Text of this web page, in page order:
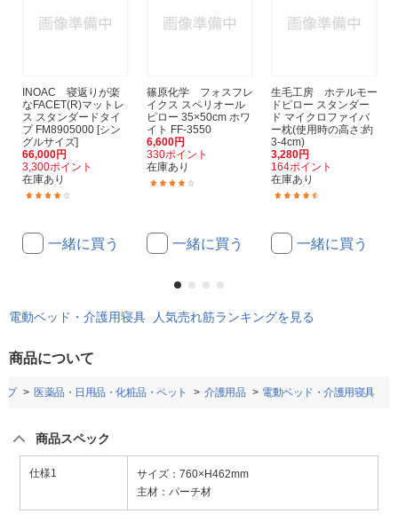
INOAC 寝返りが楽
なFACET(R)マットレ
ス スタンダードタイ
プ FM8905000 [シン
グルサイズ]
66,000円
3,300ポイント
在庫あり
一緒に買う
篠原化学 フォスフレ
イクス スペリオール
ピロー 35×50cm ホワ
イト FF-3550
6,600円
330ポイント
在庫あり
一緒に買う
生毛工房 ホテルモー
ドピロー スタンダー
ド マイクロファイバ
ー枕(使用時の高さ:約
3-4cm)
3,280円
164ポイント
在庫あり
一緒に買う
電動ベッド・介護用寝具 人気売れ筋ランキングを見る
商品について
プ 医薬品・日用品・化粧品・ペット 介護用品 電動ベッド・介護用寝具
商品スペック
仕様1
サイズ：760×H462mm
主材：パーチ材